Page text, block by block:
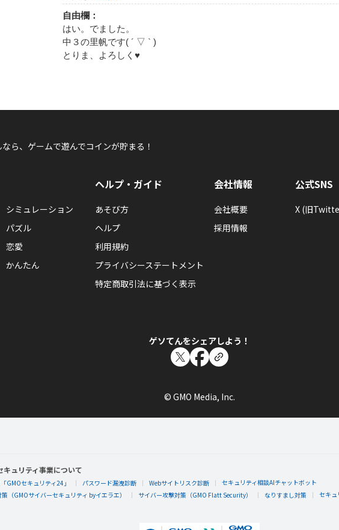
里帆
里帆
里帆さんが何か隠しバッジを手に入れたらしい！
隠しバッジ！獲得条件はヒミツ。
里帆
自由欄：
はい。でました。
中３の里帆です( ´ ▽ ` )
とりま、よろしく♥
ら、ゲームで遊んでコインが貯まる！
シミュレーション
パズル
恋愛
かんたん
ヘルプ・ガイド
あそび方
ヘルプ
利用規約
プライバシーステートメント
特定商取引法に基づく表示
会社情報
会社概要
採用情報
公式SNS
X (旧
ゲソてんをシェアしよう！
© GMO Media, Inc.
ュリティ事業について
GMOセキュリティ24」 パスワード漏洩診断 Webサイトリスク診断
セキュリティ相談AIチャットボット
（GMOサイバーセキュリティ byイエラエ） サイバー攻撃対策（GMO Flatt Security） なりすまし対策 セキュ